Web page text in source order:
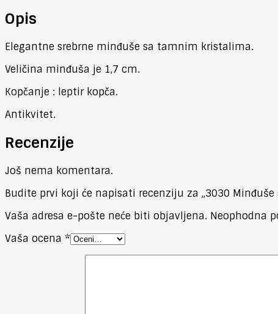
Opis
Elegantne srebrne minđuše sa tamnim kristalima.
Veličina minđuša je 1,7 cm.
Kopčanje : leptir kopča.
Antikvitet.
Recenzije
Još nema komentara.
Budite prvi koji će napisati recenziju za „3030
Vaša adresa e-pošte neće biti objavljena. Neophodna
Vaša ocena *